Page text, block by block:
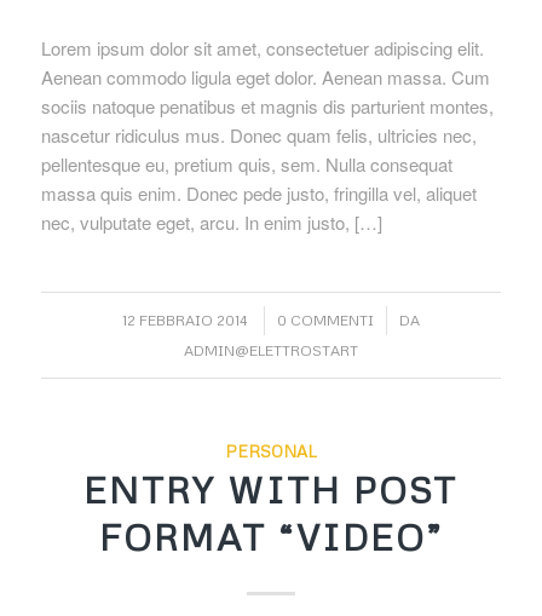
Lorem ipsum dolor sit amet, consectetuer adipiscing elit.
Aenean commodo ligula eget dolor. Aenean massa. Cum
sociis natoque penatibus et magnis dis parturient montes,
nascetur ridiculus mus. Donec quam felis, ultricies nec,
pellentesque eu, pretium quis, sem. Nulla consequat
massa quis enim. Donec pede justo, fringilla vel, aliquet
nec, vulputate eget, arcu. In enim justo, […]
12 FEBBRAIO 2014
/ 0 COMMENTI
/
DA
ADMIN@ELETTROSTART
PERSONAL
ENTRY WITH POST
FORMAT “VIDEO”